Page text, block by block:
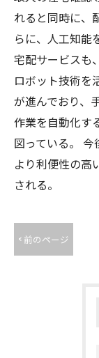
れると同時に、
らに、人工知能
宅配サービスも
ロボット技術を
が進んでおり、
作業を自動化す
図っている。 今
より利便性の高
される。
< 前のページ